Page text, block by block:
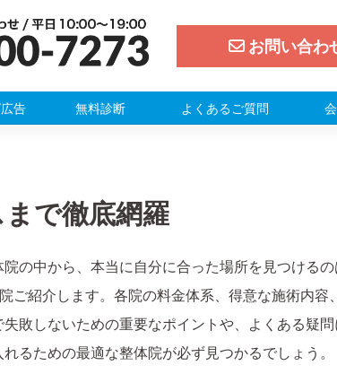
お問い合わ
告 無料診断 よくあるご質問
で徹底網羅
の中から、本当に自分に合った場所を見つける
紹介します。各院の料金体系、得意な施術内容
敗しないための重要なポイントや、よくある疑
るための最適な整体院が必ず見つかるでしょう。